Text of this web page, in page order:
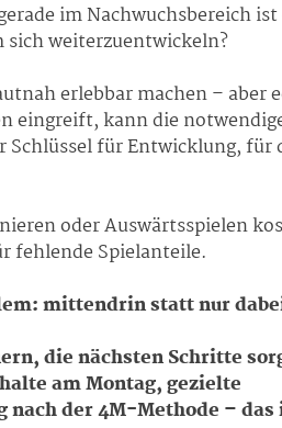
im Nachwuchsbereich ist
sich weiterzuentwickeln?
erlebbar machen – aber
eingreift, kann die
für Entwicklung, für
oder Auswärtsspielen
fehlende Spielanteile.
mittendrin statt nur
die nächsten Schritte
am Montag, gezielte
der 4M-Methode –